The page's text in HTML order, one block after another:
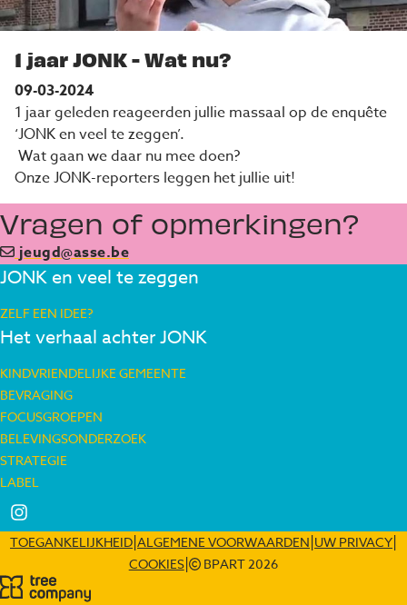
1 jaar JONK - Wat nu?
09-03-2024
1 jaar geleden reageerden jullie massaal op de enquête
‘JONK en veel te zeggen’.
Wat gaan we daar nu mee doen?
Onze JONK-reporters leggen het jullie uit!
Vragen of opmerkingen?
jeugd@asse.be
JONK en veel te zeggen
ZELF EEN IDEE?
Het verhaal achter JONK
KINDVRIENDELIJKE GEMEENTE
BEVRAGING
FOCUSGROEPEN
BELEVINGSONDERZOEK
STRATEGIE
LABEL
Deel op Instagram
TOEGANKELIJKHEID|ALGEMENE VOORWAARDEN|UW PRIVACY|
COOKIES| BPART 2026